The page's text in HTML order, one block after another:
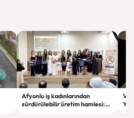
Afyonlu iş kadınlarından
sürdürülebilir üretim hamlesi: